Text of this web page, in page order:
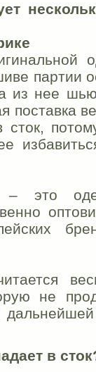
партии
из нее
поставка
это
не
в